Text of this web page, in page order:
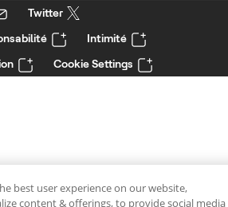
Twitter
Intimité
Cookie Settings
best user experience on our website,
content & offerings, to provide social media